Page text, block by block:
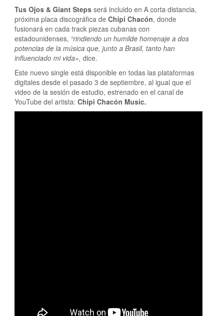
Tus Ojos & Giant Steps será incluido en A corta distancia,
próxima placa discográfica de Chipi Chacón, donde
fusionará en cada track piezas cubanas con
estadounidenses, “rindiendo un humilde homenaje a dos
potencias de la música que, junto a Brasil, tanto han
influenciado mi vida», dice.
Este nuevo single está disponible en todas las plataformas
digitales desde el pasado 3 de septiembre, al igual que el
video de la sesión de estudio, estrenado en el canal de
YouTube del artista: Chipi Chacón Music.